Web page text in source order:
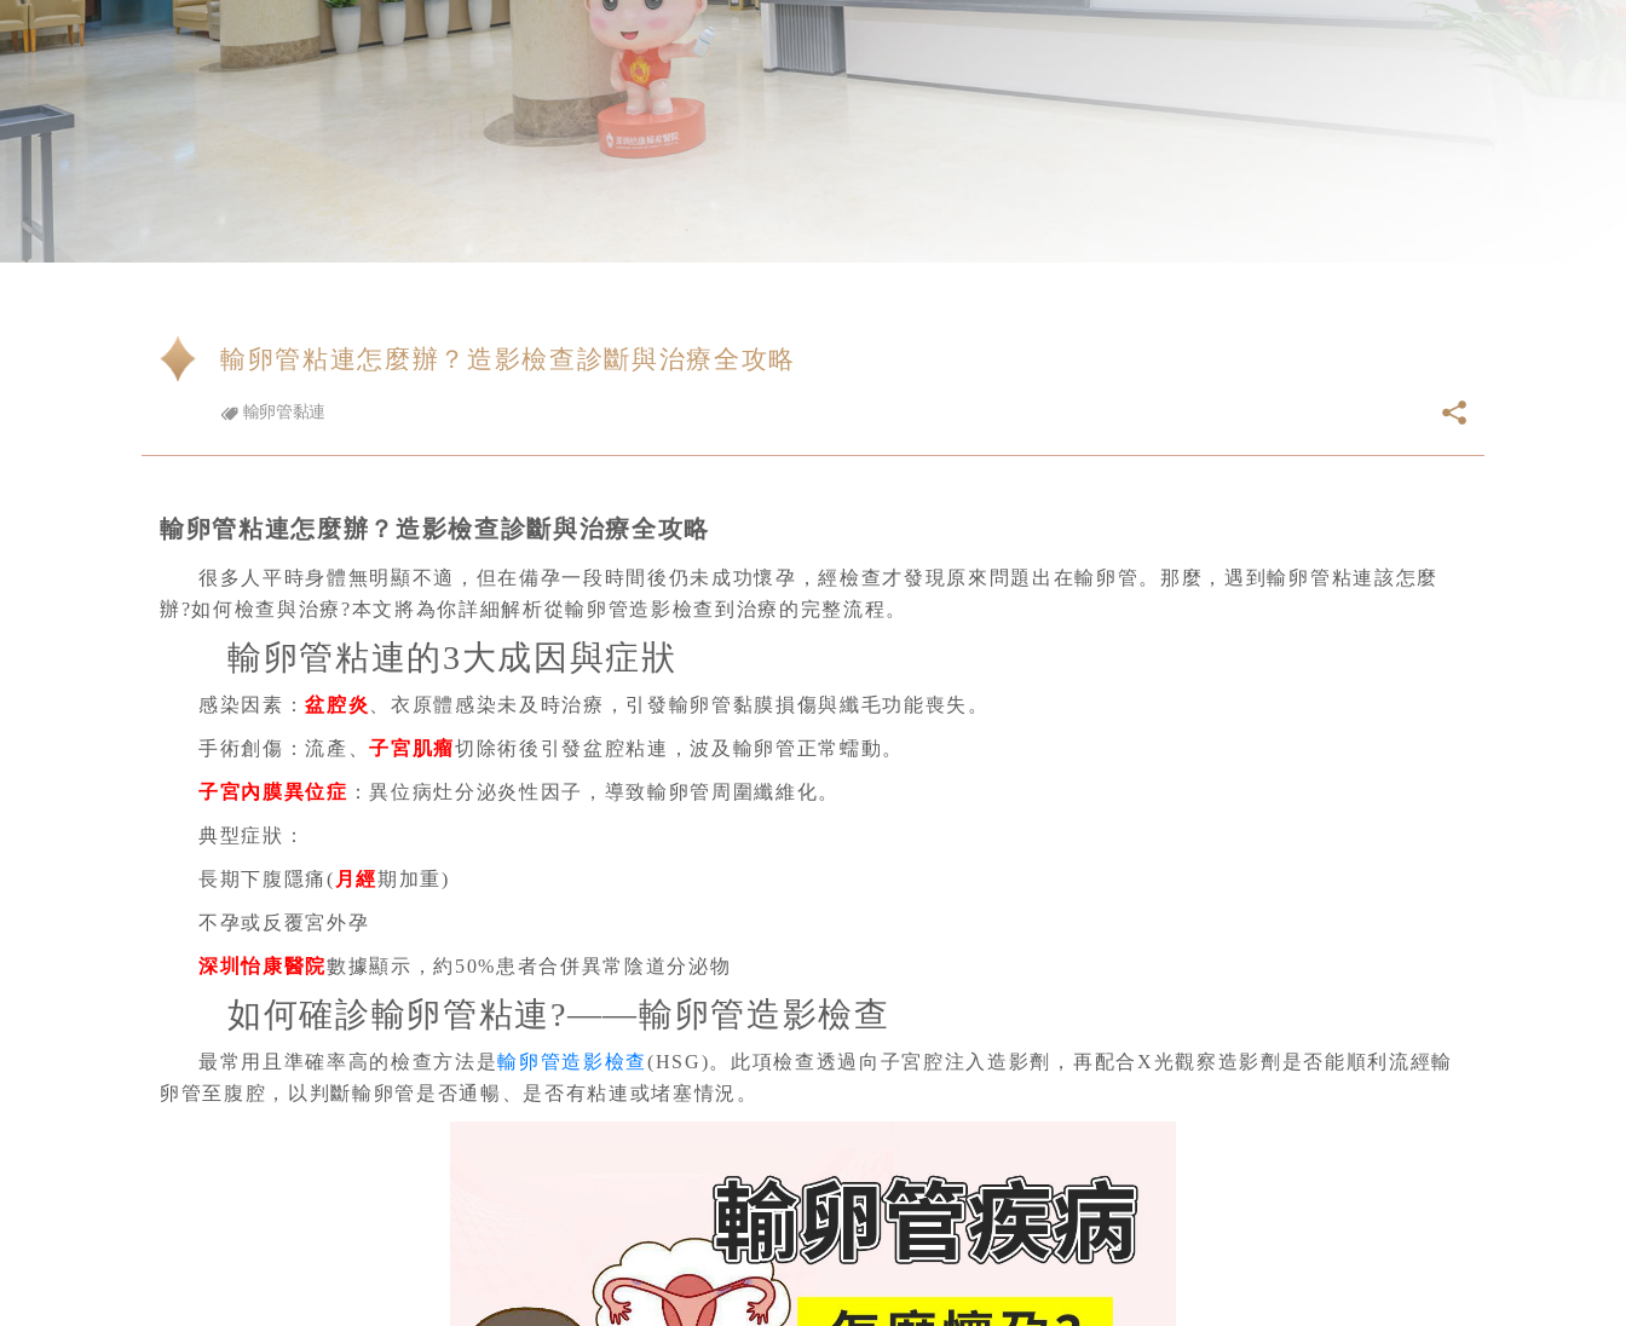
輸卵管粘連怎麼辦？造影檢查診斷與治療全攻略
輸卵管黏連
輸卵管粘連怎麼辦？造影檢查診斷與治療全攻略
很多人平時身體無明顯不適，但在備孕一段時間後仍未成功懷孕，經檢查才發現原來問題出在輸卵管。那麼，遇到輸卵管粘連該怎麼
辦?如何檢查與治療?本文將為你詳細解析從輸卵管造影檢查到治療的完整流程。
輸卵管粘連的3大成因與症狀
感染因素：盆腔炎 、衣原體感染未及時治療，引發輸卵管黏膜損傷與纖毛功能喪失。
手術創傷：流產、子宮肌瘤切除術後引發盆腔粘連，波及輸卵管正常蠕動。
子宮內膜異位症 ：異位病灶分泌炎性因子，導致輸卵管周圍纖維化。
典型症狀：
長期下腹隱痛( 月經期加重)
不孕或反覆宮外孕
深圳怡康醫院數據顯示，約50%患者合併異常陰道分泌物
如何確診輸卵管粘連?——輸卵管造影檢查
最常用且準確率高的檢查方法是輸卵管造影檢查(HSG)。此項檢查透過向子宮腔注入造影劑，再配合X光觀察造影劑是否能順利流經輸
卵管至腹腔，以判斷輸卵管是否通暢、是否有粘連或堵塞情況。